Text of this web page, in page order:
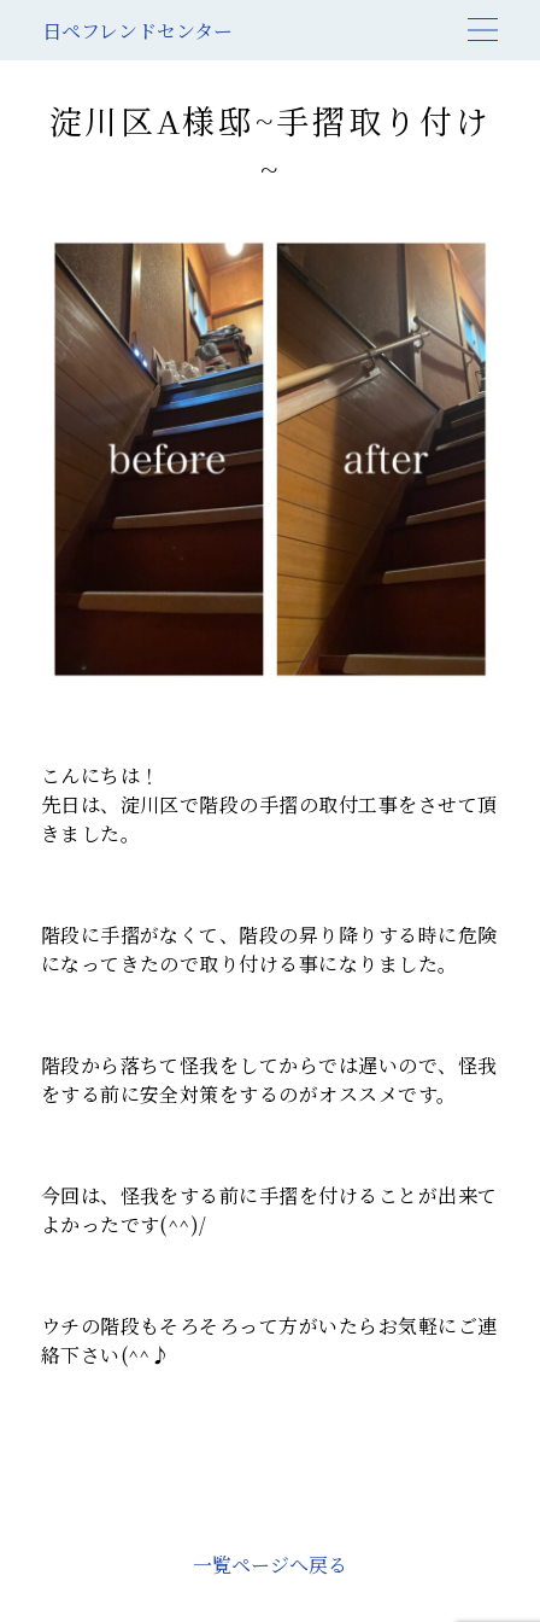
日ペフレンドセンター
淀川区A様邸~手摺取り付け
~
こんにちは！
先日は、淀川区で階段の手摺の取付工事をさせて頂
きました。
階段に手摺がなくて、階段の昇り降りする時に危険
になってきたので取り付ける事になりました。
階段から落ちて怪我をしてからでは遅いので、怪我
をする前に安全対策をするのがオススメです。
今回は、怪我をする前に手摺を付けることが出来て
よかったです(^^)/
ウチの階段もそろそろって方がいたらお気軽にご連
絡下さい(^^♪
一覧ページへ戻る